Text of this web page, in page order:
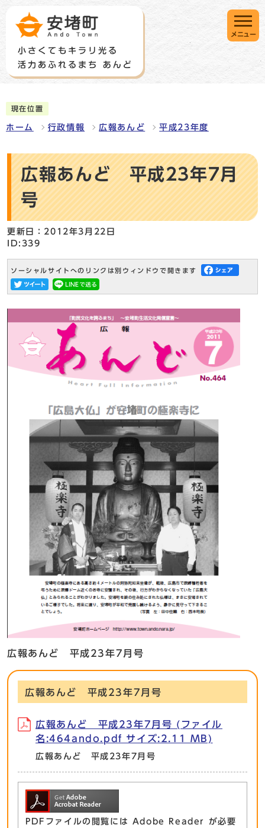
メニュー
現在位置
ホーム 行政情報 広報あんど 平成23年度
広報あんど 平成23年7月
号
更新日：2012年3月22日
ID:339
ソーシャルサイトへのリンクは別ウィンドウで開きます
広報あんど 平成23年7月号
広報あんど 平成23年7月号
広報あんど 平成23年7月号 (ファイル
名:464ando.pdf サイズ:2.11 MB)
広報あんど 平成23年7月号
PDFファイルの閲覧には Adobe Reader が必要